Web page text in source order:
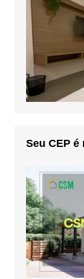
Seu CEP é